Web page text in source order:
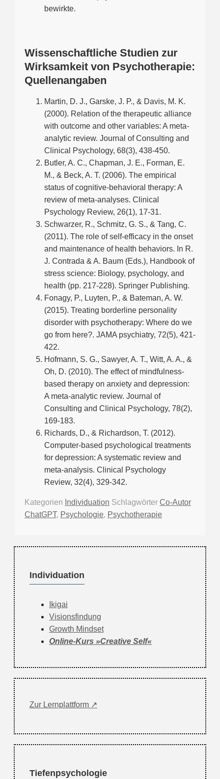
bewirkte.
Wissenschaftliche Studien zur
Wirksamkeit von Psychotherapie:
Quellenangaben
Martin, D. J., Garske, J. P., & Davis, M. K.
(2000). Relation of the therapeutic alliance
with outcome and other variables: A meta-
analytic review. Journal of Consulting and
Clinical Psychology, 68(3), 438-450.
Butler, A. C., Chapman, J. E., Forman, E.
M., & Beck, A. T. (2006). The empirical
status of cognitive-behavioral therapy: A
review of meta-analyses. Clinical
Psychology Review, 26(1), 17-31.
Schwarzer, R., Schmitz, G. S., & Tang, C.
(2011). The role of self-efficacy in the onset
and maintenance of health behaviors. In R.
J. Contrada & A. Baum (Eds.), Handbook of
stress science: Biology, psychology, and
health (pp. 217-228). Springer Publishing.
Fonagy, P., Luyten, P., & Bateman, A. W.
(2015). Treating borderline personality
disorder with psychotherapy: Where do we
go from here?. JAMA psychiatry, 72(5), 421-
422.
Hofmann, S. G., Sawyer, A. T., Witt, A. A., &
Oh, D. (2010). The effect of mindfulness-
based therapy on anxiety and depression:
A meta-analytic review. Journal of
Consulting and Clinical Psychology, 78(2),
169-183.
Richards, D., & Richardson, T. (2012).
Computer-based psychological treatments
for depression: A systematic review and
meta-analysis. Clinical Psychology
Review, 32(4), 329-342.
Kategorien Individuation Schlagwörter Co-Autor
ChatGPT, Psychologie, Psychotherapie
Individuation
Ikigai
Visionsfindung
Growth Mindset
Online-Kurs »Creative Self«
Zur Lernplattform ↗
Tiefenpsychologie